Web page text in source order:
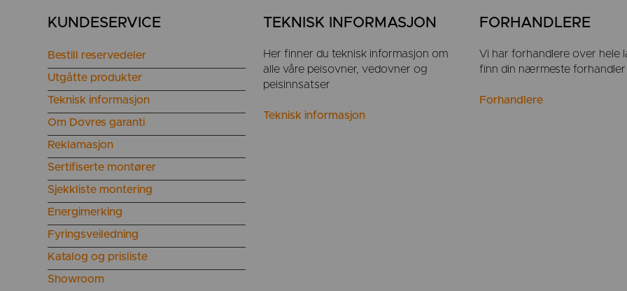
KUNDESERVICE
Bestill reservedeler
Utgåtte produkter
Teknisk informasjon
Om Dovres garanti
Reklamasjon
Sertifiserte montører
Sjekkliste montering
Energimerking
Fyringsveiledning
Katalog og prisliste
Showroom
TEKNISK INFORMASJON
Her finner du teknisk informasjon om
alle våre peisovner, vedovner og
peisinnsatser
Teknisk informasjon
FORHANDLERE
Vi har forhandlere over hele
finn din nærmeste forhandler
Forhandlere